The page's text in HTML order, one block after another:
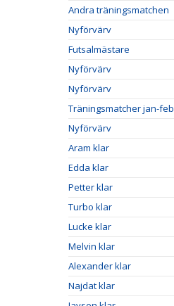
Andra träningsmatchen
Nyförvärv
Futsalmästare
Nyförvärv
Nyförvärv
Träningsmatcher jan-feb
Nyförvärv
Aram klar
Edda klar
Petter klar
Turbo klar
Lucke klar
Melvin klar
Alexander klar
Najdat klar